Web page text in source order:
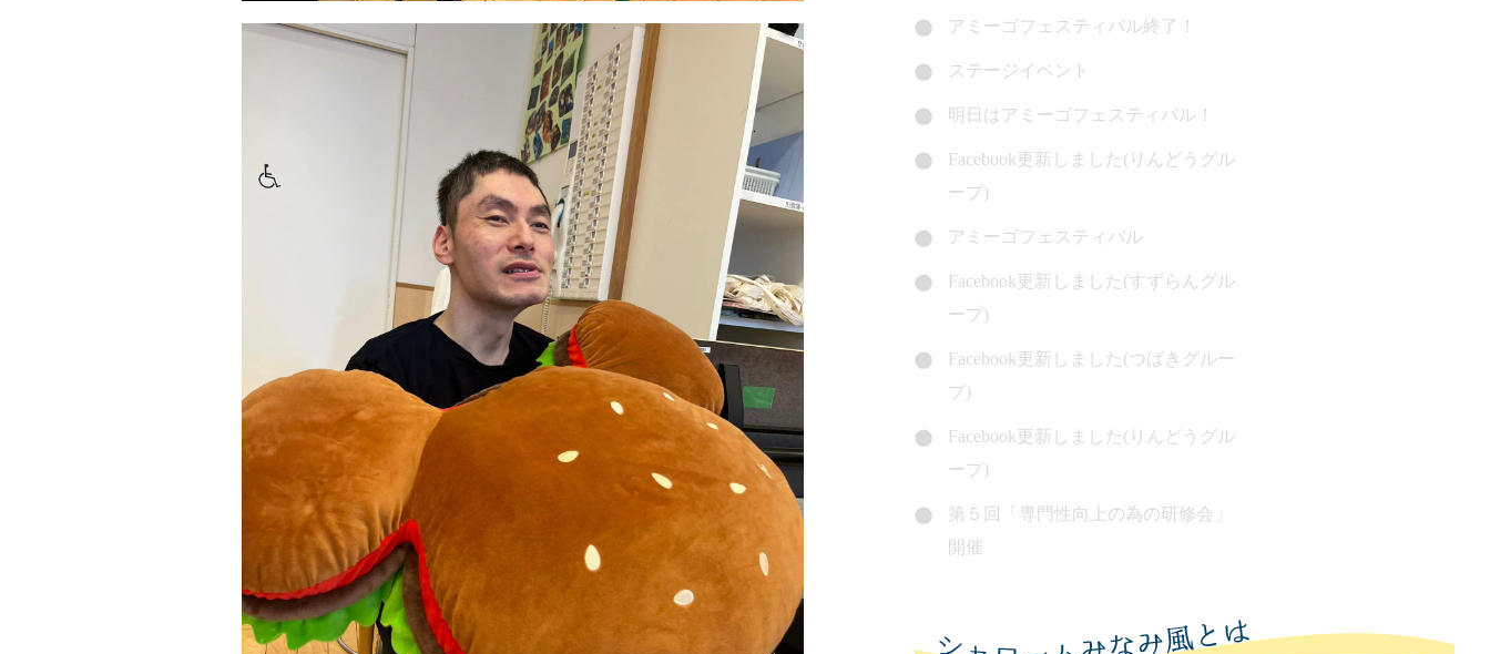
アミーゴフェスティバル終了！
ステージイベント
明日はアミーゴフェスティバル！
Facebook更新しました(りんどうグル
ープ)
アミーゴフェスティバル
Facebook更新しました(すずらんグル
ープ)
Facebook更新しました(つばきグルー
プ)
Facebook更新しました(りんどうグル
ープ)
第５回「専門性向上の為の研修会」
開催